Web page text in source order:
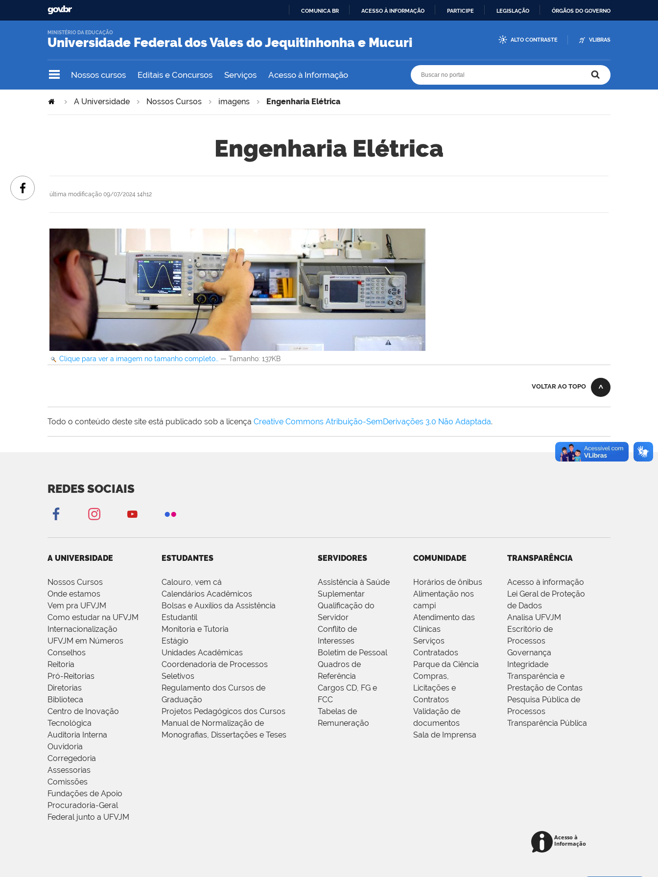
O
COMUNICA BR ACESSO À INFORMAÇÃO PARTICIPE LEGISLAÇÃO ÓRGÃOS DO GOVERNO
Universidade Federal dos Vales do Jequitinhonha e Mucuri
MINISTÉRIO DA EDUCAÇÃO
ALTO CONTRASTE VLIBRAS
Nossos cursos Editais e Concursos Serviços Acesso à Informação
A Universidade Nossos Cursos imagens Engenharia Elétrica
Engenharia Elétrica
última modificação 09/07/2024 14h12
Clique para ver a imagem no tamanho completo… — Tamanho: 137KB
VOLTAR AO TOPO
Todo o conteúdo deste site está publicado sob a licença Creative Commons Atribuição-SemDerivações 3.0 Não Adaptada.
REDES SOCIAIS
A UNIVERSIDADE
Nossos Cursos
Onde estamos
Vem pra UFVJM
Como estudar na UFVJM
Internacionalização
UFVJM em Números
Conselhos
Reitoria
Pró-Reitorias
Diretorias
Biblioteca
Centro de Inovação
Tecnológica
Auditoria Interna
Ouvidoria
Corregedoria
Assessorias
Comissões
Fundações de Apoio
Procuradoria-Geral
Federal junto a UFVJM
ESTUDANTES
Calouro, vem cá
Calendários Acadêmicos
Bolsas e Auxílios da Assistência
Estudantil
Monitoria e Tutoria
Estágio
Unidades Acadêmicas
Coordenadoria de Processos
Seletivos
Regulamento dos Cursos de
Graduação
Projetos Pedagógicos dos Cursos
Manual de Normalização de
Monografias, Dissertações e Teses
SERVIDORES
Assistência à Saúde
Suplementar
Qualificação do
Servidor
Conflito de
Interesses
Boletim de Pessoal
Quadros de
Referência
Cargos CD, FG e
FCC
Tabelas de
Remuneração
COMUNIDADE
Horários de ônibus
Alimentação nos
campi
Atendimento das
Clínicas
Serviços
Contratados
Parque da Ciência
Compras,
Licitações e
Contratos
Validação de
documentos
Sala de Imprensa
TRANSPARÊNCIA
Acesso à informação
Lei Geral de Proteção
de Dados
Analisa UFVJM
Escritório de
Processos
Governança
Integridade
Transparência e
Prestação de Contas
Pesquisa Pública de
Processos
Transparência Pública